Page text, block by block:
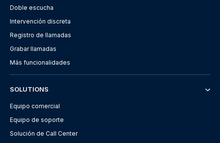
Doble escucha
Intervención discreta
Registro de llamadas
Grabar llamadas
Más funcionalidades
SOLUTIONS
Equipo comercial
Equipo de soporte
Solución de Call Center